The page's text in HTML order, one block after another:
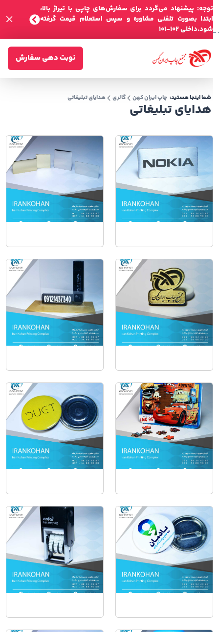
توجه: پیشنهاد می‌گردد برای سفارش‌های چاپی با تیراژ بالا،
ابتدا بصورت تلفنی مشاوره و سپس استعلام قیمت گرفته
شود.داخلی 102-101
نوبت دهی سفارش
هدایای تبلیغاتی
شما اینجا هستید: چاپ ایران کهن گالری هدایای تبلیغاتی